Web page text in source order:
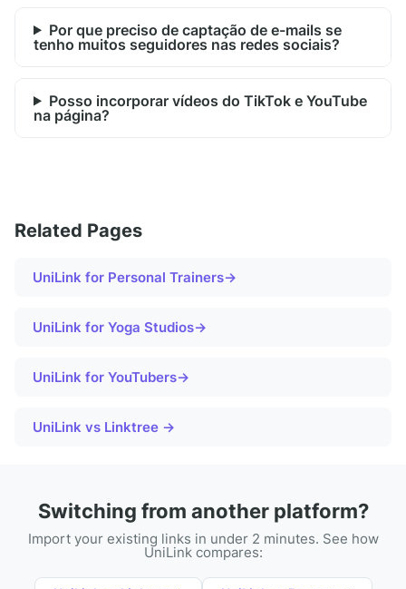
Por que preciso de captação de e-mails se
tenho muitos seguidores nas redes sociais?
Posso incorporar vídeos do TikTok e YouTube
na página?
Related Pages
UniLink for Personal Trainers→
UniLink for Yoga Studios→
UniLink for YouTubers→
UniLink vs Linktree →
Switching from another platform?
Import your existing links in under 2 minutes. See how
UniLink compares: